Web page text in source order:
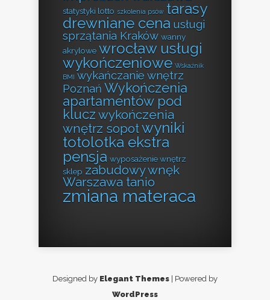
statystyki lotto szkolenia psów tarasy
drewniane cena usługi
sprzątania Kraków wanny
akrylowe wrocław usługi
wykończeniowe Wskaźnik
BMI wykańczanie wnętrz
Poznań Wykończenia
apartamentów pod
klucz wykończenia
wnętrz sopotwyniki
totolotka ekstra
pensja wyposażenie wnętrz
sklep zabudowy wnęk
Warszawa tanio
zmiana materaca
Designed by Elegant Themes | Powered by
WordPress